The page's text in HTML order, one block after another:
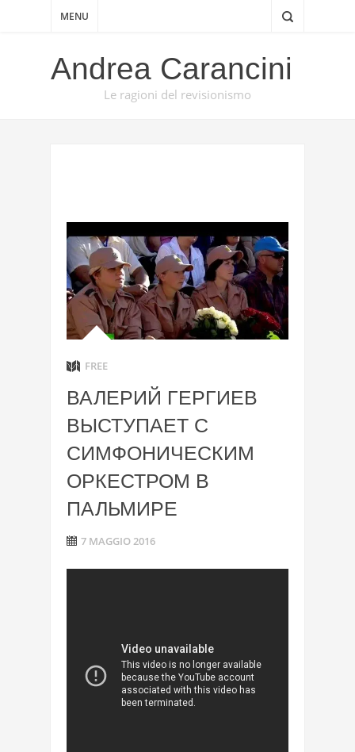
MENU
Andrea Carancini
Le ragioni del revisionismo
FREE
ВАЛЕРИЙ ГЕРГИЕВ
ВЫСТУПАЕТ С
СИМФОНИЧЕСКИМ
ОРКЕСТРОМ В
ПАЛЬМИРЕ
7 MAGGIO 2016